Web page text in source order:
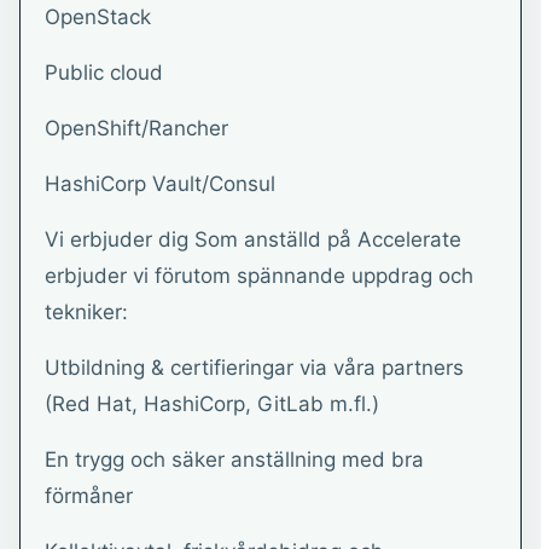
OpenStack
Public cloud
OpenShift/Rancher
HashiCorp Vault/Consul
Vi erbjuder dig Som anställd på Accelerate
erbjuder vi förutom spännande uppdrag och
tekniker:
Utbildning & certifieringar via våra partners
(Red Hat, HashiCorp, GitLab m.fl.)
En trygg och säker anställning med bra
förmåner